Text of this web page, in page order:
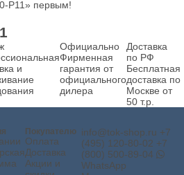
P11» первым!
и
Официально
Фирменная
гарантия от
официального
дилера
Доставка
по РФ
Бесплатная
доставка по
Москве от
50 т.р.
Покупателю
Оплата
Доставка
Акции и
info@tok-shop.ru +7
(495) 120-80-02 +7
(800) 500-89-04
WhatsApp